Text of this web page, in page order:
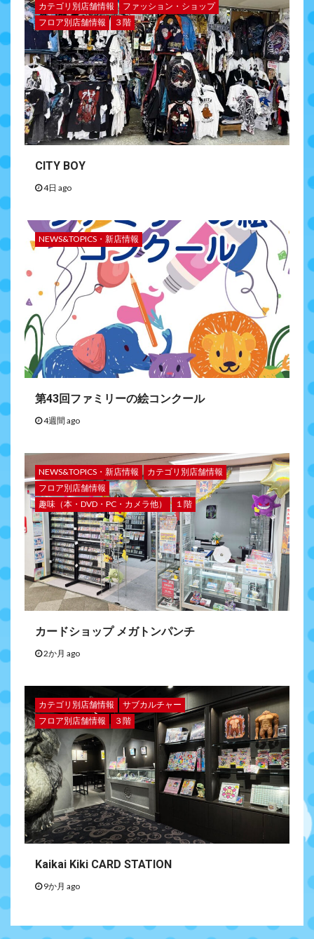
カテゴリ別店舗情報
ファッション・ショップ
フロア別店舗情報
３階
CITY BOY
4日 ago
NEWS&TOPICS・新店情報
第43回ファミリーの絵コンクール
4週間 ago
NEWS&TOPICS・新店情報
カテゴリ別店舗情報
フロア別店舗情報
趣味（本・DVD・PC・カメラ他）
１階
カードショップ メガトンパンチ
2か月 ago
カテゴリ別店舗情報
サブカルチャー
フロア別店舗情報
３階
Kaikai Kiki CARD STATION
9か月 ago